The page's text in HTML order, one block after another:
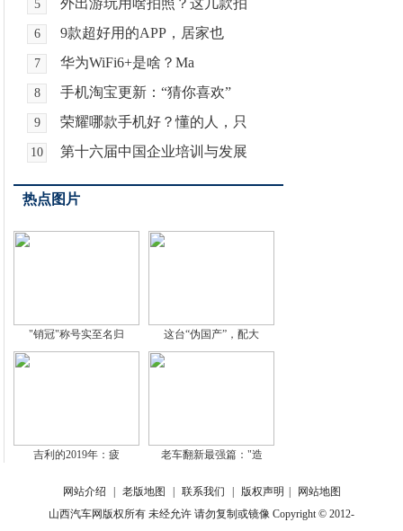
5 外出游玩用啥拍照？这几款拍
6 9款超好用的APP，居家也
7 华为WiFi6+是啥？Ma
8 手机淘宝更新：“猜你喜欢”
9 荣耀哪款手机好？懂的人，只
10 第十六届中国企业培训与发展
热点图片
"销冠"称号实至名归 这台“伪国产”，配大
吉利的2019年：疲 老车翻新最强篇："造
网站介绍 老版地图 联系我们 版权声明
网站地图
山西汽车网版权所有 未经允许 请勿复制或镜像 Copyright © 2012-